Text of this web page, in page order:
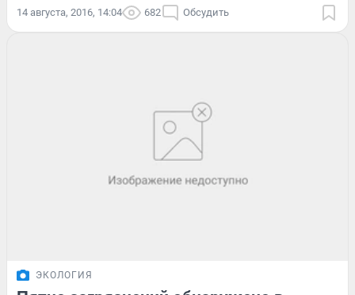
14 августа, 2016, 14:04 682 Обсудить
ЭКОЛОГИЯ